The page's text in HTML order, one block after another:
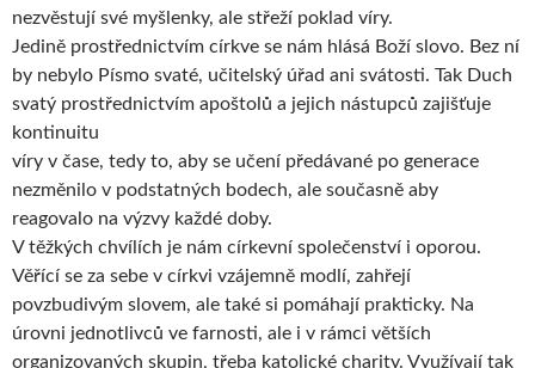
nezvěstují své myšlenky, ale střeží poklad víry.
Jedině prostřednictvím církve se nám hlásá Boží slovo. Bez ní
by nebylo Písmo svaté, učitelský úřad ani svátosti. Tak Duch
svatý prostřednictvím apoštolů a jejich nástupců zajišťuje
kontinuitu
víry v čase, tedy to, aby se učení předávané po generace
nezměnilo v podstatných bodech, ale současně aby
reagovalo na výzvy každé doby.
V těžkých chvílích je nám církevní společenství i oporou.
Věřící se za sebe v církvi vzájemně modlí, zahřejí
povzbudivým slovem, ale také si pomáhají prakticky. Na
úrovni jednotlivců ve farnosti, ale i v rámci větších
organizovaných skupin, třeba katolické charity. Využívají tak